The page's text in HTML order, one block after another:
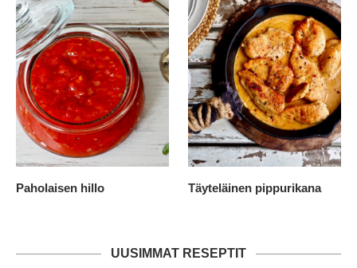
Paholaisen hillo Täyteläinen pippurikana
UUSIMMAT RESEPTIT